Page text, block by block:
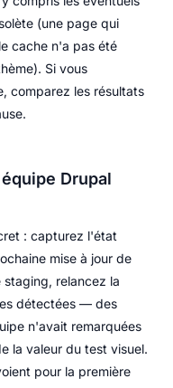
(une page qui
cache n'a pas été
Si vous
comparez les résultats
Drupal
: capturez l'état
mise à jour de
staging, relancez la
détectées — des
n'avait remarquées
la valeur du test visuel.
pour la première